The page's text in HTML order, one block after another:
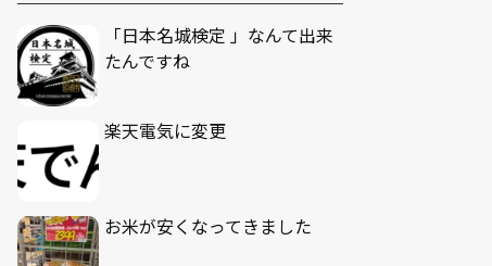
「日本名城検定 」なんて出来
たんですね
楽天電気に変更
お米が安くなってきました